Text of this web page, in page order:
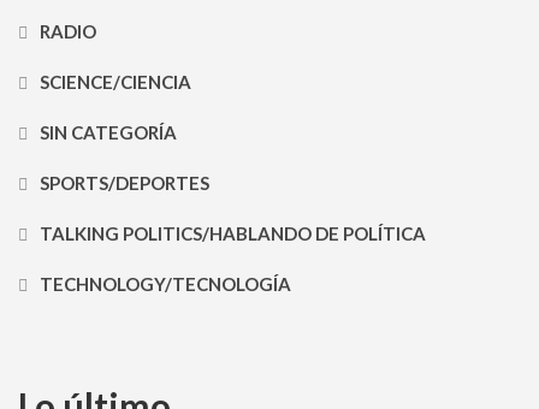
RADIO
SCIENCE/CIENCIA
SIN CATEGORÍA
SPORTS/DEPORTES
TALKING POLITICS/HABLANDO DE POLÍTICA
TECHNOLOGY/TECNOLOGÍA